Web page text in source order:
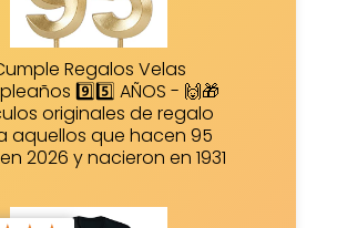
Regalos Velas
9️⃣5️⃣ AÑOS - 🙌🎁
originales de regalo
aquellos que hacen 95
2026 y nacieron en 1931